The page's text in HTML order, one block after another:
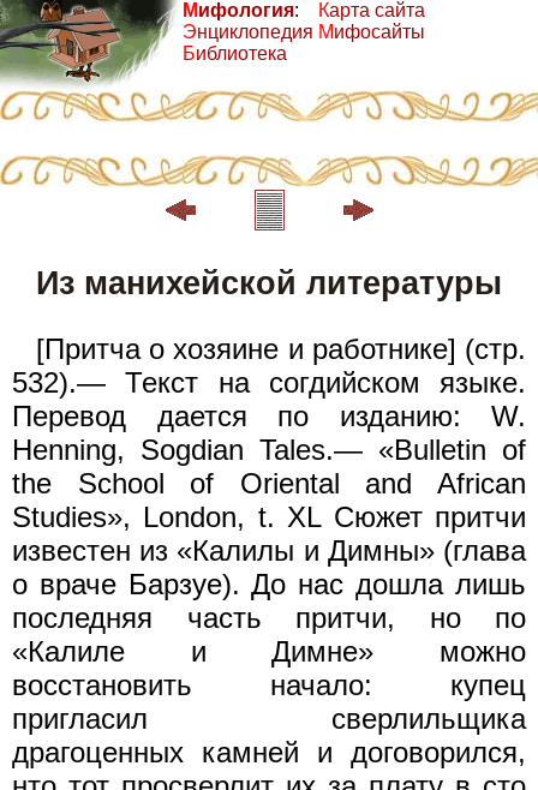
Мифология:
Энциклопедия
Библиотека
Карта сайта
Мифосайты
Из манихейской литературы
[Притча о хозяине и работнике] (стр.
532).— Текст на согдийском языке.
Перевод дается по изданию: W.
Неnning, Sogdian Tales.— «Bulletin of
the School of Oriental and African
Studies», London, t. XL Сюжет притчи
известен из «Калилы и Димны» (глава
о враче Барзуе). До нас дошла лишь
последняя часть притчи, но по
«Калиле и Димне» можно
восстановить начало: купец
пригласил сверлильщика
драгоценных камней и договорился,